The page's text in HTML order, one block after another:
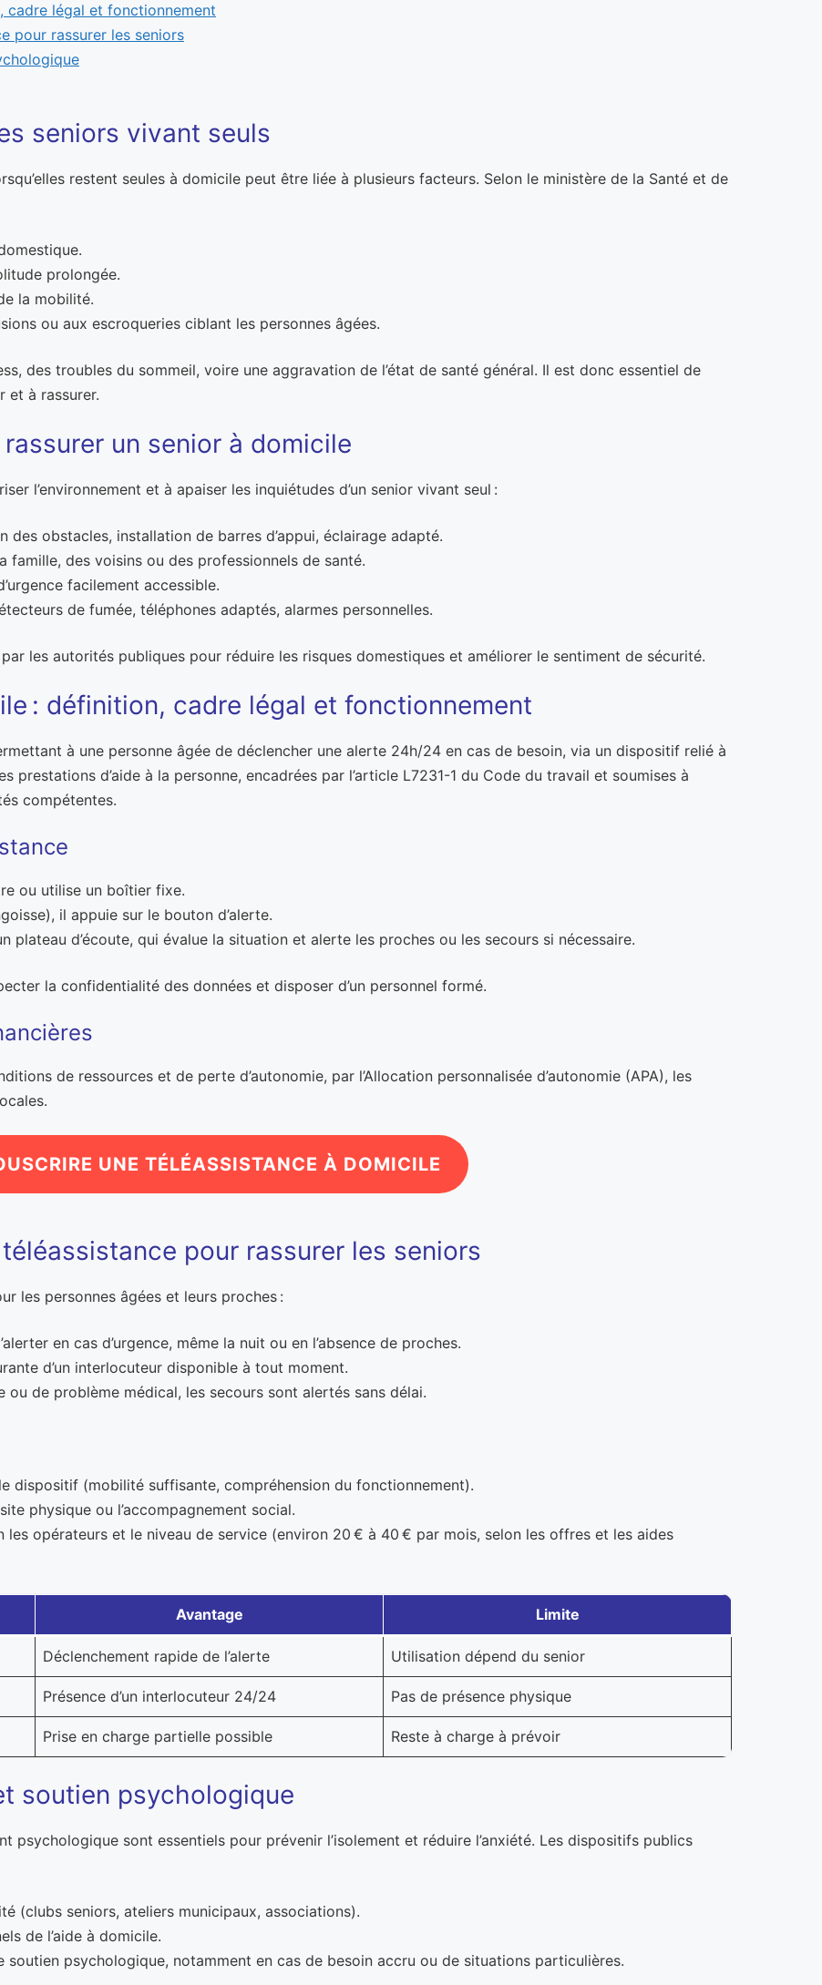
cadre légal et fonctionnement
pour rassurer les seniors
seniors vivant seuls
restent seules à domicile peut être liée à plusieurs facteurs. Selon le ministère de la Santé et de
prolongée.
la mobilité.
ou aux escroqueries ciblant les personnes âgées.
des troubles du sommeil, voire une aggravation de l’état de santé général. Il est donc essentiel de
et à rassurer.
un senior à domicile
l’environnement et à apaiser les inquiétudes d’un senior vivant seul :
des obstacles, installation de barres d’appui, éclairage adapté.
famille, des voisins ou des professionnels de santé.
facilement accessible.
de fumée, téléphones adaptés, alarmes personnelles.
les autorités publiques pour réduire les risques domestiques et améliorer le sentiment de sécurité.
: définition, cadre légal et fonctionnement
à une personne âgée de déclencher une alerte 24h/24 en cas de besoin, via un dispositif relié à
prestations d’aide à la personne, encadrées par l’article L7231-1 du Code du travail et soumises à
compétentes.
ou utilise un boîtier fixe.
il appuie sur le bouton d’alerte.
plateau d’écoute, qui évalue la situation et alerte les proches ou les secours si nécessaire.
la confidentialité des données et disposer d’un personnel formé.
de ressources et de perte d’autonomie, par l’Allocation personnalisée d’autonomie (APA), les
UNE TÉLÉASSISTANCE À DOMICILE
pour rassurer les seniors
les personnes âgées et leurs proches :
en cas d’urgence, même la nuit ou en l’absence de proches.
d’un interlocuteur disponible à tout moment.
ou de problème médical, les secours sont alertés sans délai.
dispositif (mobilité suffisante, compréhension du fonctionnement).
physique ou l’accompagnement social.
les opérateurs et le niveau de service (environ 20 € à 40 € par mois, selon les offres et les aides
Avantage Limite
Déclenchement rapide de l’alerte Utilisation dépend du senior
Présence d’un interlocuteur 24/24 Pas de présence physique
Prise en charge partielle possible Reste à charge à prévoir
soutien psychologique
psychologique sont essentiels pour prévenir l’isolement et réduire l’anxiété. Les dispositifs publics
(clubs seniors, ateliers municipaux, associations).
de l’aide à domicile.
soutien psychologique, notamment en cas de besoin accru ou de situations particulières.